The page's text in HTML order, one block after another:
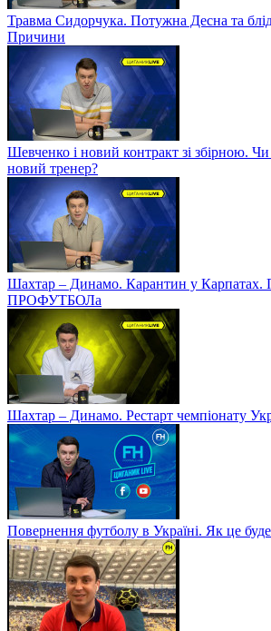
Травма Сидорчука. Потужна Десна та
Причини
Шевченко і новий контракт зі збірною.
новий тренер?
Шахтар – Динамо. Карантин у Карпатах.
ПРОФУТБОЛа
Шахтар – Динамо. Рестарт чемпіонату
Повернення футболу в Україні. Як це